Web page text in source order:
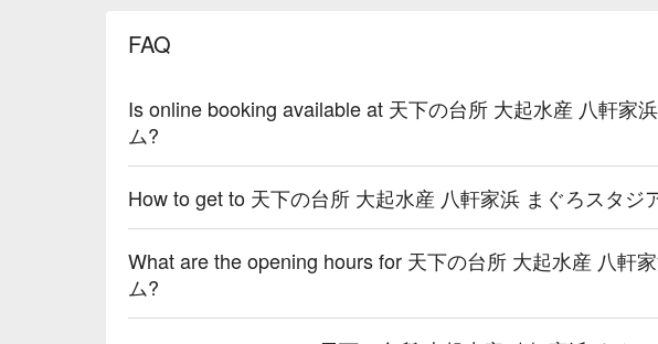
FAQ
Is online booking available at 天下の台所 大起水産 八軒家
ム?
How to get to 天下の台所 大起水産 八軒家浜 まぐろスタジ
What are the opening hours for 天下の台所 大起水産 八軒
ム?